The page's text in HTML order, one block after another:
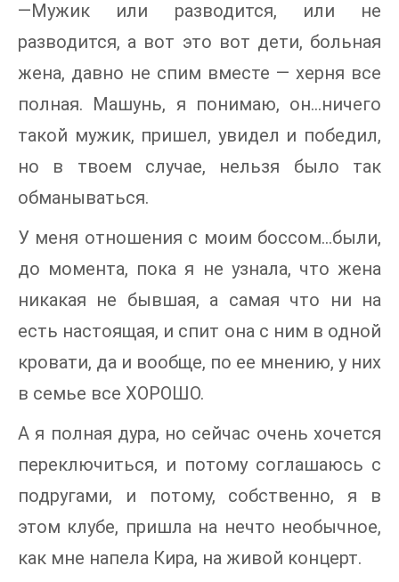
—Мужик или разводится, или не
разводится, а вот это вот дети, больная
жена, давно не спим вместе — херня все
полная. Машунь, я понимаю, он…ничего
такой мужик, пришел, увидел и победил,
но в твоем случае, нельзя было так
обманываться.
У меня отношения с моим боссом…были,
до момента, пока я не узнала, что жена
никакая не бывшая, а самая что ни на
есть настоящая, и спит она с ним в одной
кровати, да и вообще, по ее мнению, у них
в семье все ХОРОШО.
А я полная дура, но сейчас очень хочется
переключиться, и потому соглашаюсь с
подругами, и потому, собственно, я в
этом клубе, пришла на нечто необычное,
как мне напела Кира, на живой концерт.